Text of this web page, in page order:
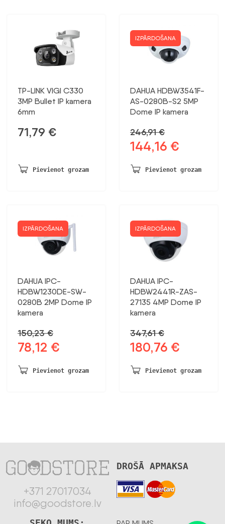
TP-LINK VIGI C330
3MP Bullet IP kamera
6mm
71,79 €
Pievienot grozam
IZPĀRDOŠANA
DAHUA HDBW3541F-
AS-0280B-S2 5MP
Dome IP kamera
246,91€
Sākotnējā
bija:
144,16 €
ir:
Pievienot grozam
IZPĀRDOŠANA
DAHUA IPC-
HDBW1230DE-SW-
0280B 2MP Dome IP
kamera
150,23€
Sākotnējā
cena
bija:
78,12 €
ir:
Pievienot grozam
IZPĀRDOŠANA
DAHUA IPC-
HDBW2441R-ZAS-
27135 4MP Dome IP
kamera
347,61€
Sākotnējā
bija:
180,76 €
ir:
Pievienot grozam
+371 27017034
info@goodstore.lv
DROŠĀ APMAKSA